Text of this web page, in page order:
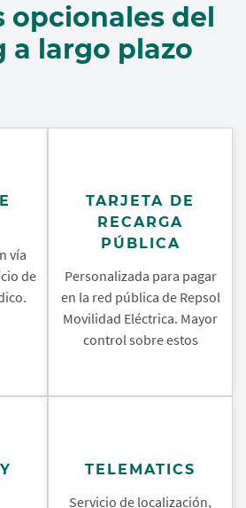
opcionales del
a largo plazo
vía
de
TARJETA DE
RECARGA
PÚBLICA
Personalizada para pagar
en la red pública de Repsol
Movilidad Eléctrica. Mayor
control sobre estos
TELEMATICS
Servicio de localización,